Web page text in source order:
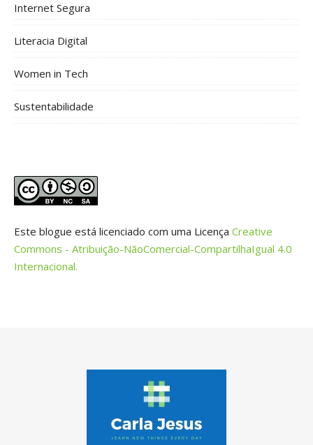
Internet Segura
Literacia Digital
Women in Tech
Sustentabilidade
Este blogue está licenciado com uma Licença Creative
Commons - Atribuição-NãoComercial-CompartilhaIgual 4.0
Internacional.